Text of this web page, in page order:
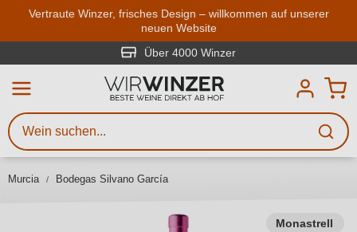
Zum Hauptinhalt springen
Vertraute Winzer, frisches Design – willkommen auf unserer
neuen Website
Über 4000 Winzer
Murcia Bodegas Silvano García
Monastrell
Weinsuche
Mindestens 3 Zeichen eingeben
Beschreiben Sie, welchen Wein
Sie suchen – ob nach Geschmack,